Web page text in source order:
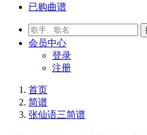
已购曲谱
会员中心
登录
注册
首页
简谱
张仙语三简谱